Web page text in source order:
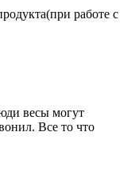
работе с
весы могут
Все то что